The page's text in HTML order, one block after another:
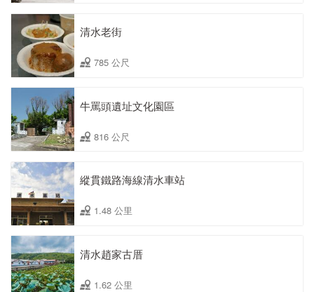
清水老街
785 公尺
牛罵頭遺址文化園區
816 公尺
縱貫鐵路海線清水車站
1.48 公里
清水趙家古厝
1.62 公里